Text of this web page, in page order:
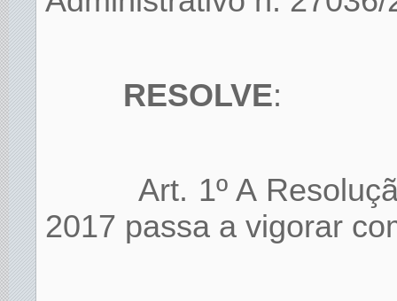
RESOLVE:
Art. 1º A
2017 passa a vigorar